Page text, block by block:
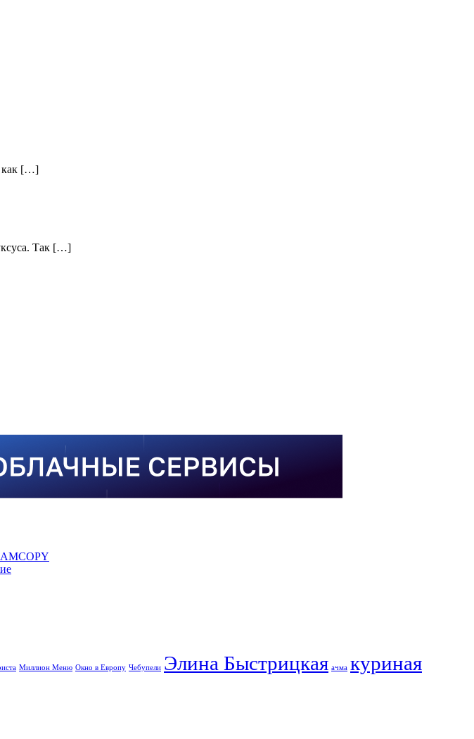
как […]
Так […]
Миллион Меню Окно в Европу Чебупели Элина Быстрицкая ачма куриная